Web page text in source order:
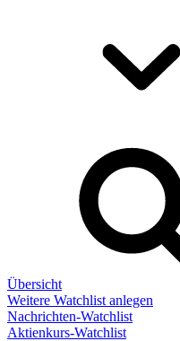
Übersicht
Weitere Watchlist anlegen
Nachrichten-Watchlist
Aktienkurs-Watchlist